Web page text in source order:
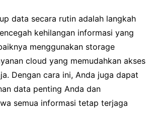
data secara rutin adalah langkah
kehilangan informasi yang
menggunakan storage
cloud yang memudahkan akses
Dengan cara ini, Anda juga dapat
data penting Anda dan
semua informasi tetap terjaga